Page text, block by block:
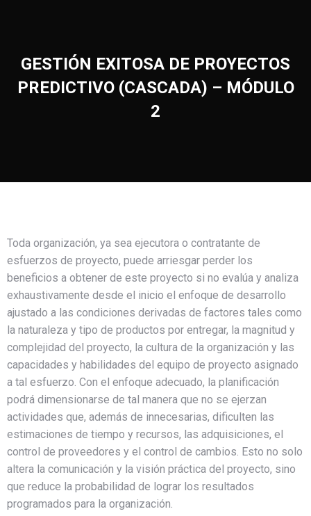
GESTIÓN EXITOSA DE PROYECTOS
PREDICTIVO (CASCADA) – MÓDULO
2
Toda organización, ya sea ejecutora o contratante de
esfuerzos de proyecto, puede arriesgar perder los
beneficios a obtener de este proyecto si no evalúa y analiza
exhaustivamente desde el inicio el enfoque de desarrollo
ajustado a las condiciones derivadas de factores tales como
la naturaleza y tipo de productos por entregar, la magnitud y
complejidad del proyecto, la cultura de la organización y las
capacidades y habilidades del equipo de proyecto asignado
a tal esfuerzo. Con el enfoque adecuado, la planificación
podrá dimensionarse de tal manera que no se ejerzan
actividades que, además de innecesarias, dificulten las
estimaciones de tiempo y recursos, las adquisiciones, el
control de proveedores y el control de cambios. Esto no solo
altera la comunicación y la visión práctica del proyecto, sino
que reduce la probabilidad de lograr los resultados
programados para la organización.